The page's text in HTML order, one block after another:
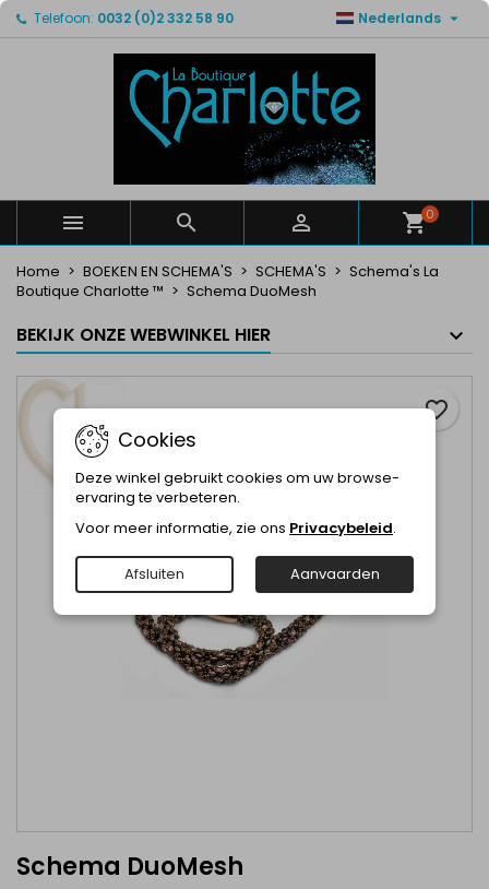
Telefoon: 0032 (0)2 332 58 90 Nederlands 
   0
Home BOEKEN EN SCHEMA'S SCHEMA'S
Schema's La
Boutique Charlotte ™
Schema DuoMesh
BEKIJK ONZE WEBWINKEL HIER
Schema DuoMesh
favorite_border
Mijn verlanglijsten ×
Maak een lijst
Maak een verlanglijst ×
Verlanglijst naam
Annuleren Maak een verlanglijst
Inloggen ×
U moet ingelogd zijn om producten in uw verlanglijst
Annuleren Inloggen
Cookies
Deze winkel gebruikt cookies om uw browse-
ervaring te verbeteren.
Voor meer informatie, zie ons Privacybeleid.
Afsluiten Aanvaarden